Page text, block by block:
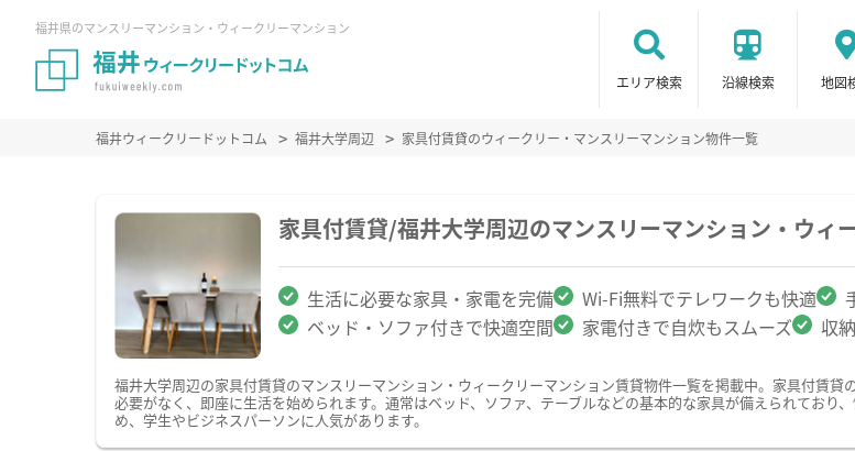
福井県のマンスリーマンション・ウィークリーマンション
エリア検索 沿線検索 地図
福井ウィークリードットコム 福井大学周辺 家具付賃貸のウィークリー・マンスリーマンション物件一覧
家具付賃貸/福井大学周辺のマンスリーマンション・ウィ
生活に必要な家具・家電を完備 Wi-Fi無料でテレワークも快適
ベッド・ソファ付きで快適空間
家電付きで自炊もスムーズ 収
福井大学周辺の家具付賃貸のマンスリーマンション・ウィークリーマンション賃貸物件一覧を掲載中。家具付賃
必要がなく、即座に生活を始められます。通常はベッド、ソファ、テーブルなどの基本的な家具が備えられており
め、学生やビジネスパーソンに人気があります。